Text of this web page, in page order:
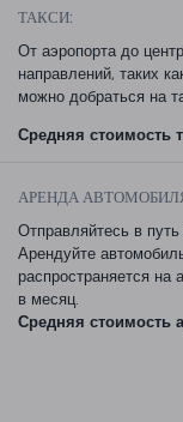
ТАКСИ:
От аэропорта до
направлений, таких
можно добраться на
Средняя стоимость
АРЕНДА
Отправляйтесь в
Арендуйте
распространяется
в месяц.
Средняя стоимость